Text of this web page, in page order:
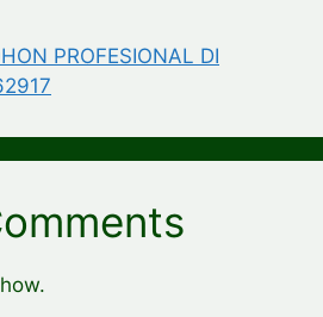
PROFESIONAL DI